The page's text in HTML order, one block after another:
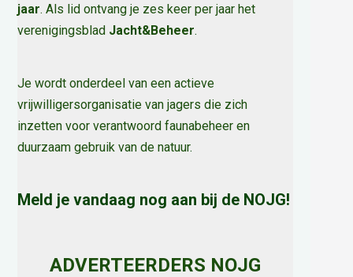
jaar. Als lid ontvang je zes keer per jaar het
verenigingsblad Jacht&Beheer.
Je wordt onderdeel van een actieve
vrijwilligersorganisatie van jagers die zich
inzetten voor verantwoord faunabeheer en
duurzaam gebruik van de natuur.
Meld je vandaag nog aan bij de NOJG!
ADVERTEERDERS NOJG